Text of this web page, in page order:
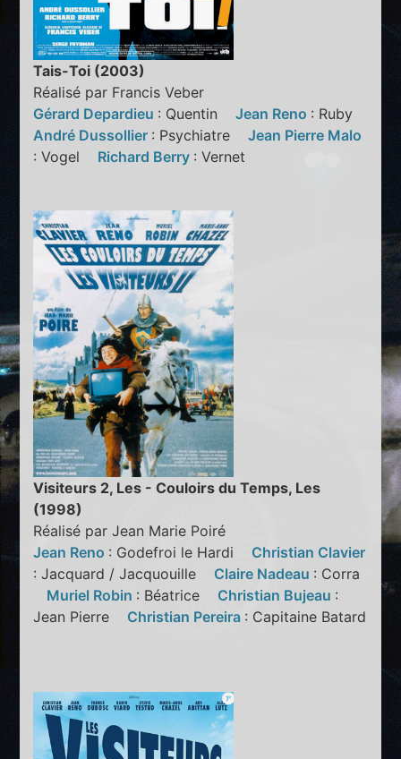
Tais-Toi (2003)
Réalisé par Francis Veber
Gérard Depardieu : QuentinJean Reno : Ruby
André Dussollier : PsychiatreJean Pierre Malo
: Vogel Richard Berry : Vernet
Visiteurs 2, Les - Couloirs du Temps, Les
(1998)
Réalisé par Jean Marie Poiré
Jean Reno : Godefroi le Hardi Christian Clavier
: Jacquard / Jacquouille Claire Nadeau : Corra
Muriel Robin : Béatrice Christian Bujeau :
Jean Pierre Christian Pereira : Capitaine Batard